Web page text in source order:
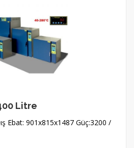
Litre
Ebat: 901x815x1487 Güç:3200 /